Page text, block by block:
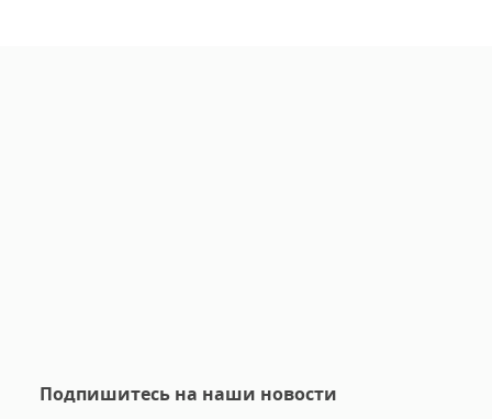
Подпишитесь на наши новости